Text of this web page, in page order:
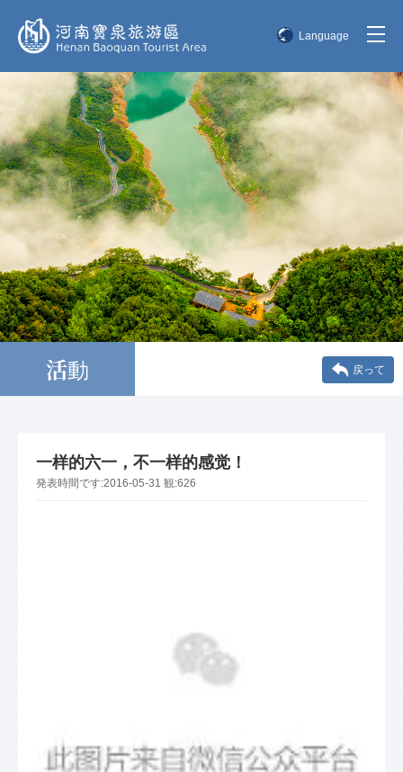
Language
English
한국어
日本語
活動 戻って
一样的六一，不一样的感觉！
発表時間です:2016-05-31 観:626